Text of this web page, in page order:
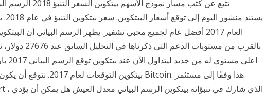
العام 2017 أفضل عام لجميع محبي تشفير. يظهر الرسم البياني أن
بالقرب من مستويات